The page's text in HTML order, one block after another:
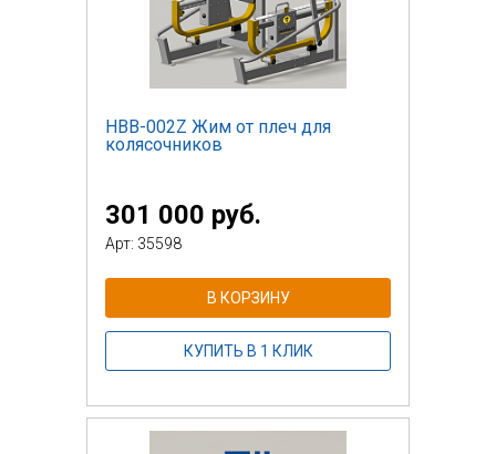
НВВ-002Z Жим от плеч для
колясочников
301 000 руб.
Арт: 35598
В КОРЗИНУ
КУПИТЬ В 1 КЛИК